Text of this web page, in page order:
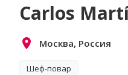
Carlos
Москва, Россия
Шеф-повар